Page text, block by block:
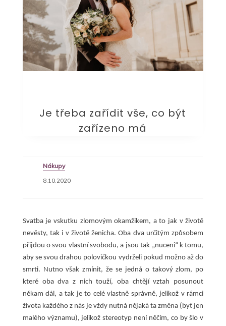
Je třeba zařídit vše, co být
zařízeno má
Nákupy
8.10.2020
Svatba je vskutku zlomovým okamžikem, a to jak v životě
nevěsty, tak i v životě ženicha. Oba dva určitým způsobem
přijdou o svou vlastní svobodu, a jsou tak „nuceni“ k tomu,
aby se svou drahou polovičkou vydrželi pokud možno až do
smrti. Nutno však zmínit, že se jedná o takový zlom, po
které oba dva z nich touží, oba chtějí vztah posunout
někam dál, a tak je to celé vlastně správně, jelikož v rámci
života každého z nás je vždy nutná nějaká ta změna (byť jen
malého významu), jelikož stereotyp není něčím, co by šlo v